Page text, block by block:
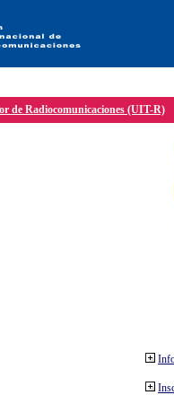
de Radiocomunicaciones (UIT-R)